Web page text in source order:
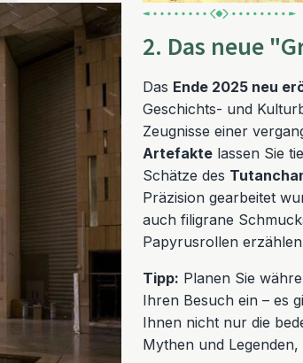
2. Das neue
Das Ende 2025 neu
Geschichts- und
Zeugnisse einer
Artefakte lassen Sie
Schätze des
Präzision gearbeitet
auch filigrane
Papyrusrollen
Tipp: Planen Sie
Ihren Besuch ein – es
Ihnen nicht nur die
Mythen und